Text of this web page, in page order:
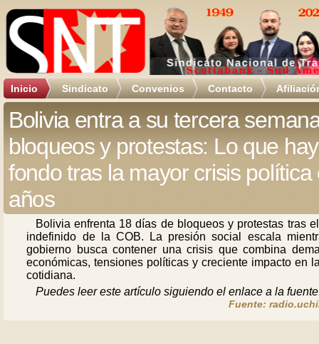
Inicio Sindicato Convenios Contacto
Bolivia entra a su tercera
bloqueos y protestas: Lo que
fondo tras la mayor crisis política
años
Bolivia enfrenta 18 días de bloqueos y protestas tras
indefinido de la COB. La presión social escala
gobierno busca contener una crisis que combina
económicas, tensiones políticas y creciente impacto en
cotidiana.
Puedes leer este artículo siguiendo el enlace a la
Fuente: